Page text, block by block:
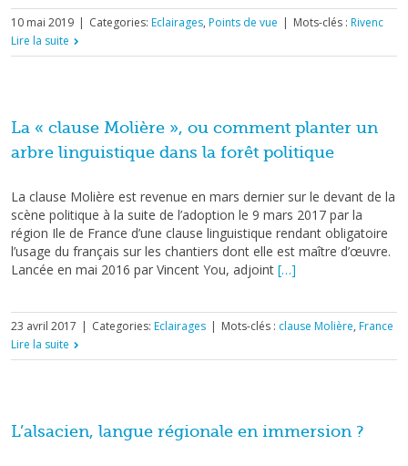
10 mai 2019 | Categories: Eclairages, Points de vue | Mots-clés : Rivenc
Lire la suite
La « clause Molière », ou comment planter un
arbre linguistique dans la forêt politique
La clause Molière est revenue en mars dernier sur le devant de la
scène politique à la suite de l’adoption le 9 mars 2017 par la
région Ile de France d’une clause linguistique rendant obligatoire
l’usage du français sur les chantiers dont elle est maître d’œuvre.
Lancée en mai 2016 par Vincent You, adjoint […]
23 avril 2017 | Categories: Eclairages | Mots-clés : clause Molière, France
Lire la suite
L’alsacien, langue régionale en immersion ?